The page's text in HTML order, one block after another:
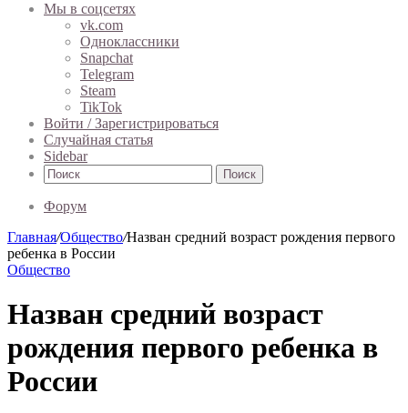
Мы в соцсетях
vk.com
Одноклассники
Snapchat
Telegram
Steam
TikTok
Войти / Зарегистрироваться
Случайная статья
Sidebar
Поиск
Форум
Главная/Общество/Назван средний возраст рождения первого
ребенка в России
Общество
Назван средний возраст
рождения первого ребенка в
России